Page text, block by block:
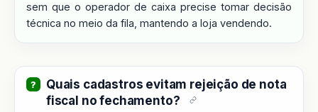
sem que o operador de caixa precise tomar decisão
técnica no meio da fila, mantendo a loja vendendo.
Quais cadastros evitam rejeição de nota
fiscal no fechamento?